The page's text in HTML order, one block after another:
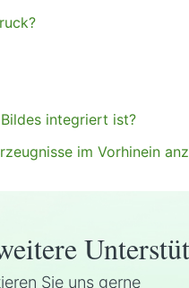
integriert ist?
im Vorhinein
Sie uns gerne